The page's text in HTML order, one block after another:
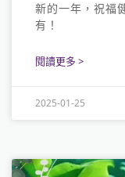
新的一年，祝福
有！
閱讀更多 >
2025-01-25